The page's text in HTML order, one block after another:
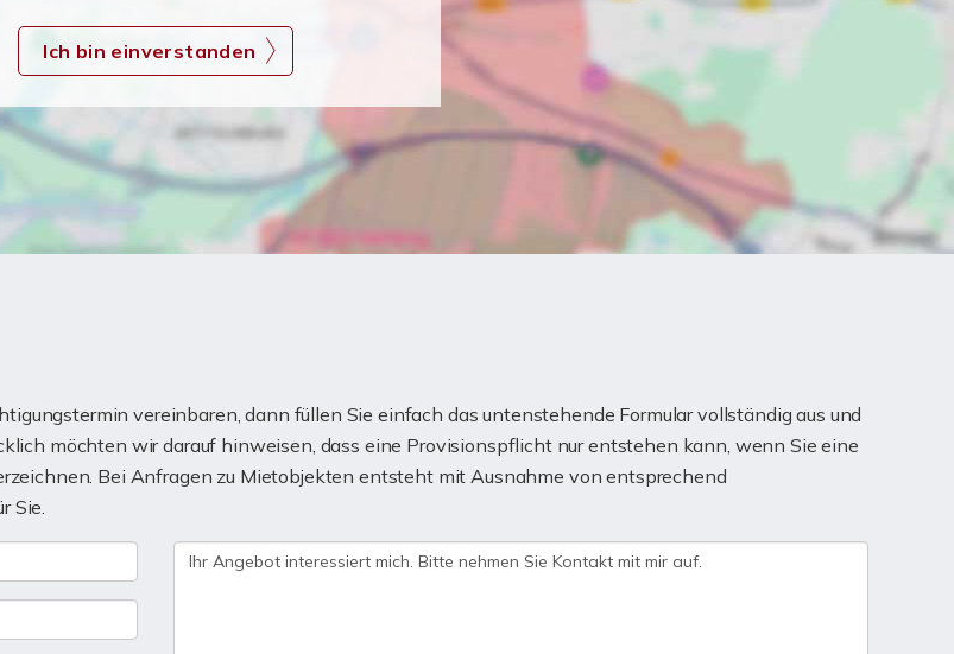
Ich bin einverstanden
vereinbaren, dann füllen Sie einfach das untenstehende Formular vollständig aus und
möchten wir darauf hinweisen, dass eine Provisionspflicht nur entstehen kann, wenn Sie eine
Bei Anfragen zu Mietobjekten entsteht mit Ausnahme von entsprechend
Sie.